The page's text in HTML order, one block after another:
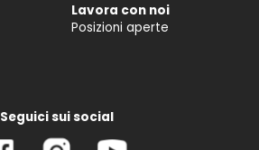
Lavora con noi
Posizioni aperte
Seguici sui social